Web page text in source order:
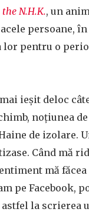
N.H.K., un
persoane,
lor pentru o
ieșit deloc
noțiunea
de izolare.
Când mă
mă
pe Facebook,
la scrierea